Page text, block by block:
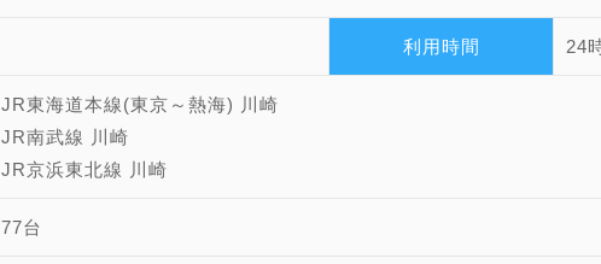
利用時間 24
JR東海道本線(東京～熱海) 川崎
JR南武線 川崎
JR京浜東北線 川崎
77台